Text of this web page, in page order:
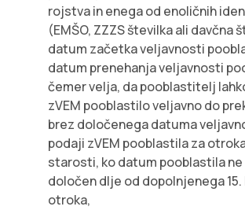
rojstva in enega od enoličnih
(EMŠO, ZZZS številka ali davčna
datum začetka veljavnosti
datum prenehanja veljavnosti
čemer velja, da pooblastitelj
zVEM pooblastilo veljavno do
brez določenega datuma
podaji zVEM pooblastila za
starosti, ko datum pooblastila
določen dlje od dopolnjenega
otroka,